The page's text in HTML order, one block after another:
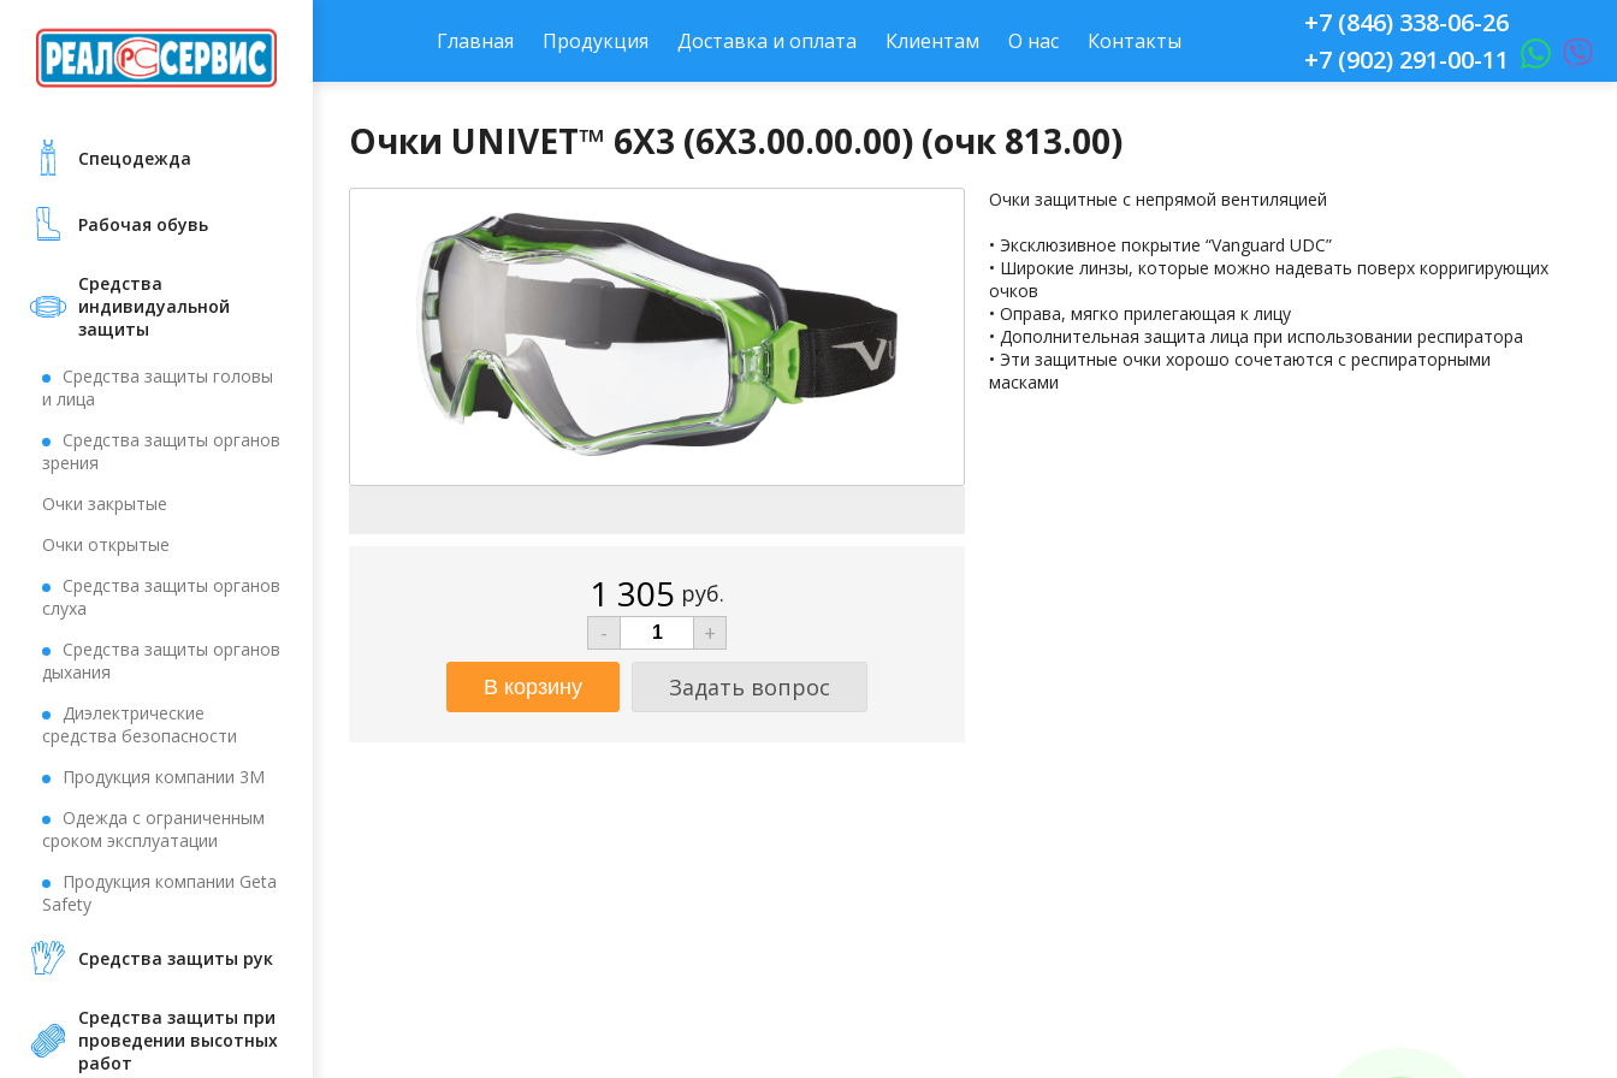
Cпецодежда
Рабочая обувь
Средства
индивидуальной
защиты
Средства защиты головы
и лица
Средства защиты органов
зрения
Очки закрытые
Очки открытые
Средства защиты органов
слуха
Средства защиты органов
дыхания
Диэлектрические
средства безопасности
Продукция компании 3М
Одежда с ограниченным
сроком эксплуатации
Продукция компании Geta
Safety
Средства защиты рук
Средства защиты при
проведении высотных
работ
Главная Продукция Доставка и оплата Клиентам О нас Контакты
+7 (846) 338-06-26
+7 (902) 291-00-11
Очки UNIVET™ 6Х3 (6Х3.00.00.00) (очк 813.00)
1 305 руб.
-
+
Задать вопрос
Очки защитные с непрямой вентиляцией
• Эксклюзивное покрытие “Vanguard UDC”
• Широкие линзы, которые можно надевать поверх корригирующих
очков
• Оправа, мягко прилегающая к лицу
• Дополнительная защита лица при использовании респиратора
• Эти защитные очки хорошо сочетаются с респираторными
масками